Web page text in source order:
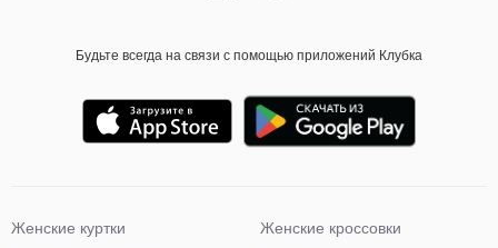
Будьте всегда на связи с помощью приложений Клубка
Женские куртки
Женские кроссовки